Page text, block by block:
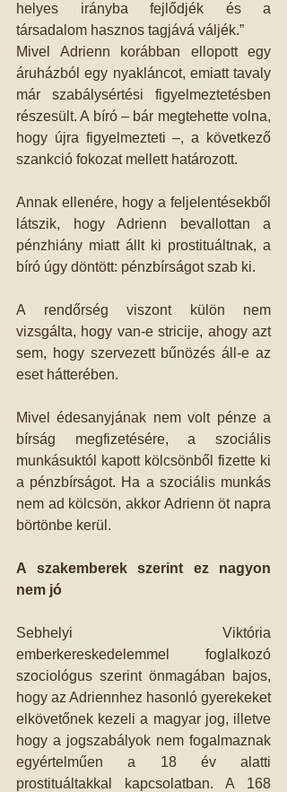
helyes irányba fejlődjék és a
társadalom hasznos tagjává váljék.”
Mivel Adrienn korábban ellopott egy
áruházból egy nyakláncot, emiatt tavaly
már szabálysértési figyelmeztetésben
részesült. A bíró – bár megtehette volna,
hogy újra figyelmezteti –, a következő
szankció fokozat mellett határozott.
Annak ellenére, hogy a feljelentésekből
látszik, hogy Adrienn bevallottan a
pénzhiány miatt állt ki prostituáltnak, a
bíró úgy döntött: pénzbírságot szab ki.
A rendőrség viszont külön nem
vizsgálta, hogy van-e stricije, ahogy azt
sem, hogy szervezett bűnözés áll-e az
eset hátterében.
Mivel édesanyjának nem volt pénze a
bírság megfizetésére, a szociális
munkásuktól kapott kölcsönből fizette ki
a pénzbírságot. Ha a szociális munkás
nem ad kölcsön, akkor Adrienn öt napra
börtönbe kerül.
A szakemberek szerint ez nagyon
nem jó
Sebhelyi Viktória
emberkereskedelemmel foglalkozó
szociológus szerint önmagában bajos,
hogy az Adriennhez hasonló gyerekeket
elkövetőnek kezeli a magyar jog, illetve
hogy a jogszabályok nem fogalmaznak
egyértelműen a 18 év alatti
prostituáltakkal kapcsolatban. A 168